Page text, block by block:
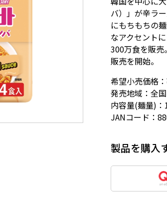
バ）」が辛ラ
にもちもちの
なアクセント
300万食を販
販売を開始。
希望小売価格
発売地域：全国
内容量(麺量)
JANコード：
製品を購入